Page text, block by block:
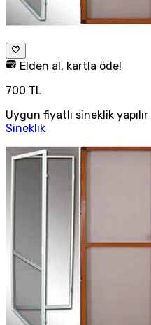
Elden al, kartla öde!
700 TL
Uygun fiyatlı sineklik yapılır
Sineklik